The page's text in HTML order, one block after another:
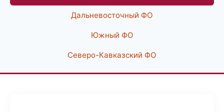
Дальневосточный ФО
Южный ФО
Северо-Кавказский ФО